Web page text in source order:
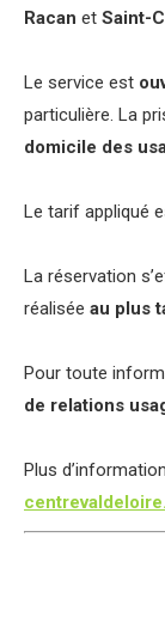
Racan et Saint-
Le service est
particulière. La
domicile des
Le tarif appliqué
La réservation
réalisée au plus
Pour toute
de relations
Plus